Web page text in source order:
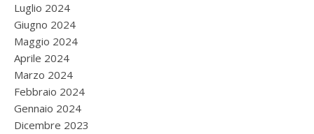
Luglio 2024
Giugno 2024
Maggio 2024
Aprile 2024
Marzo 2024
Febbraio 2024
Gennaio 2024
Dicembre 2023